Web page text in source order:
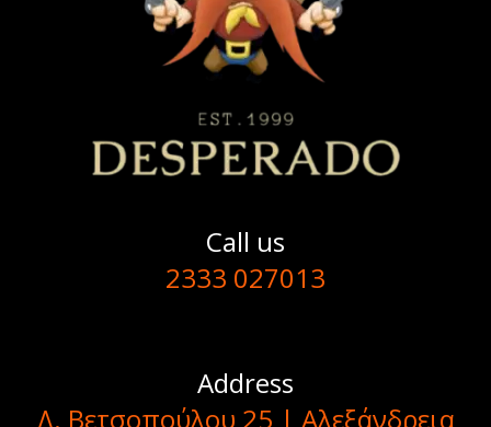
Call us
2333 027013
Address
Δ. Βετσοπούλου 25 | Αλεξάνδρεια